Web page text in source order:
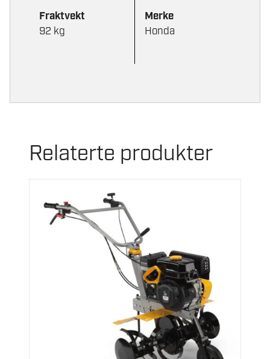
Fraktvekt
92 kg
Merke
Honda
Relaterte produkter